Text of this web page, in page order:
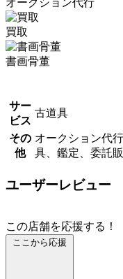
買取
書画骨董
サー
ビス
古道具
その
他
オークション代
具、鑑定、委託
ユーザーレビュー
この店舗を応援する！
ここから応援